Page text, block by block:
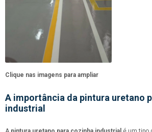
Clique nas imagens para ampliar
A importância da pintura uretano
industrial